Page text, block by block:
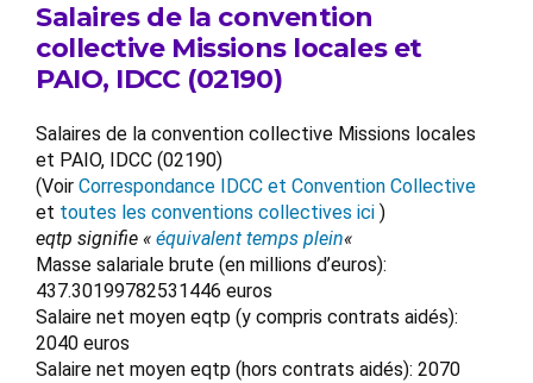
Salaires de la convention
collective Missions locales et
PAIO, IDCC (02190)
Salaires de la convention collective Missions locales
et PAIO, IDCC (02190)
(Voir Correspondance IDCC et Convention Collective
et toutes les conventions collectives ici )
eqtp signifie « équivalent temps plein«
Masse salariale brute (en millions d’euros):
437.30199782531446 euros
Salaire net moyen eqtp (y compris contrats aidés):
2040 euros
Salaire net moyen eqtp (hors contrats aidés): 2070